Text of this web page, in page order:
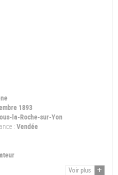
1893
la-Roche-sur-Yon
: Vendée
Voir plus